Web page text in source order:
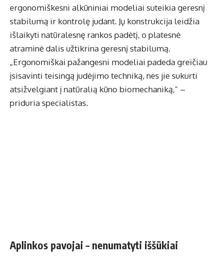
ergonomiškesni alkūniniai modeliai suteikia geresnį
stabilumą ir kontrolę judant. Jų konstrukcija leidžia
išlaikyti natūralesnę rankos padėtį, o platesnė
atraminė dalis užtikrina geresnį stabilumą.
„Ergonomiškai pažangesni modeliai padeda greičiau
įsisavinti teisingą judėjimo techniką, nes jie sukurti
atsižvelgiant į natūralią kūno biomechaniką,” –
priduria specialistas.
Aplinkos pavojai – nenumatyti iššūkiai